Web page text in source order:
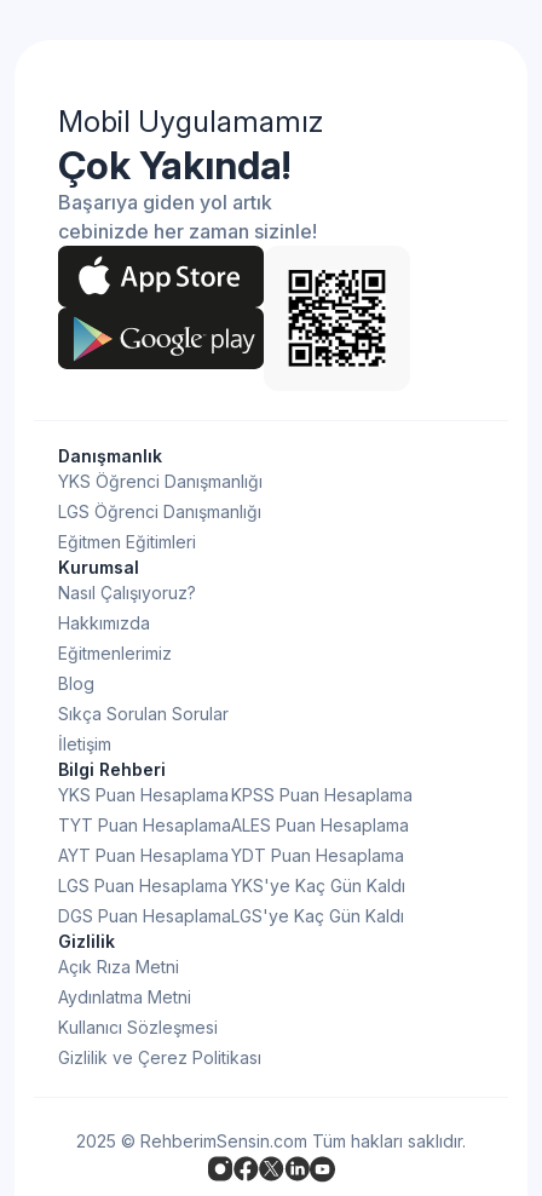
Mobil Uygulamamız
Çok Yakında!
Başarıya giden yol artık
cebinizde her zaman sizinle!
Danışmanlık
YKS Öğrenci Danışmanlığı
LGS Öğrenci Danışmanlığı
Eğitmen Eğitimleri
Kurumsal
Nasıl Çalışıyoruz?
Hakkımızda
Eğitmenlerimiz
Blog
Sıkça Sorulan Sorular
İletişim
Bilgi Rehberi
YKS Puan Hesaplama
TYT Puan Hesaplama
AYT Puan Hesaplama
LGS Puan Hesaplama
DGS Puan Hesaplama
KPSS Puan Hesaplama
ALES Puan Hesaplama
YDT Puan Hesaplama
YKS'ye Kaç Gün Kaldı
LGS'ye Kaç Gün Kaldı
Gizlilik
Açık Rıza Metni
Aydınlatma Metni
Kullanıcı Sözleşmesi
Gizlilik ve Çerez Politikası
2025 © RehberimSensin.com Tüm hakları saklıdır.